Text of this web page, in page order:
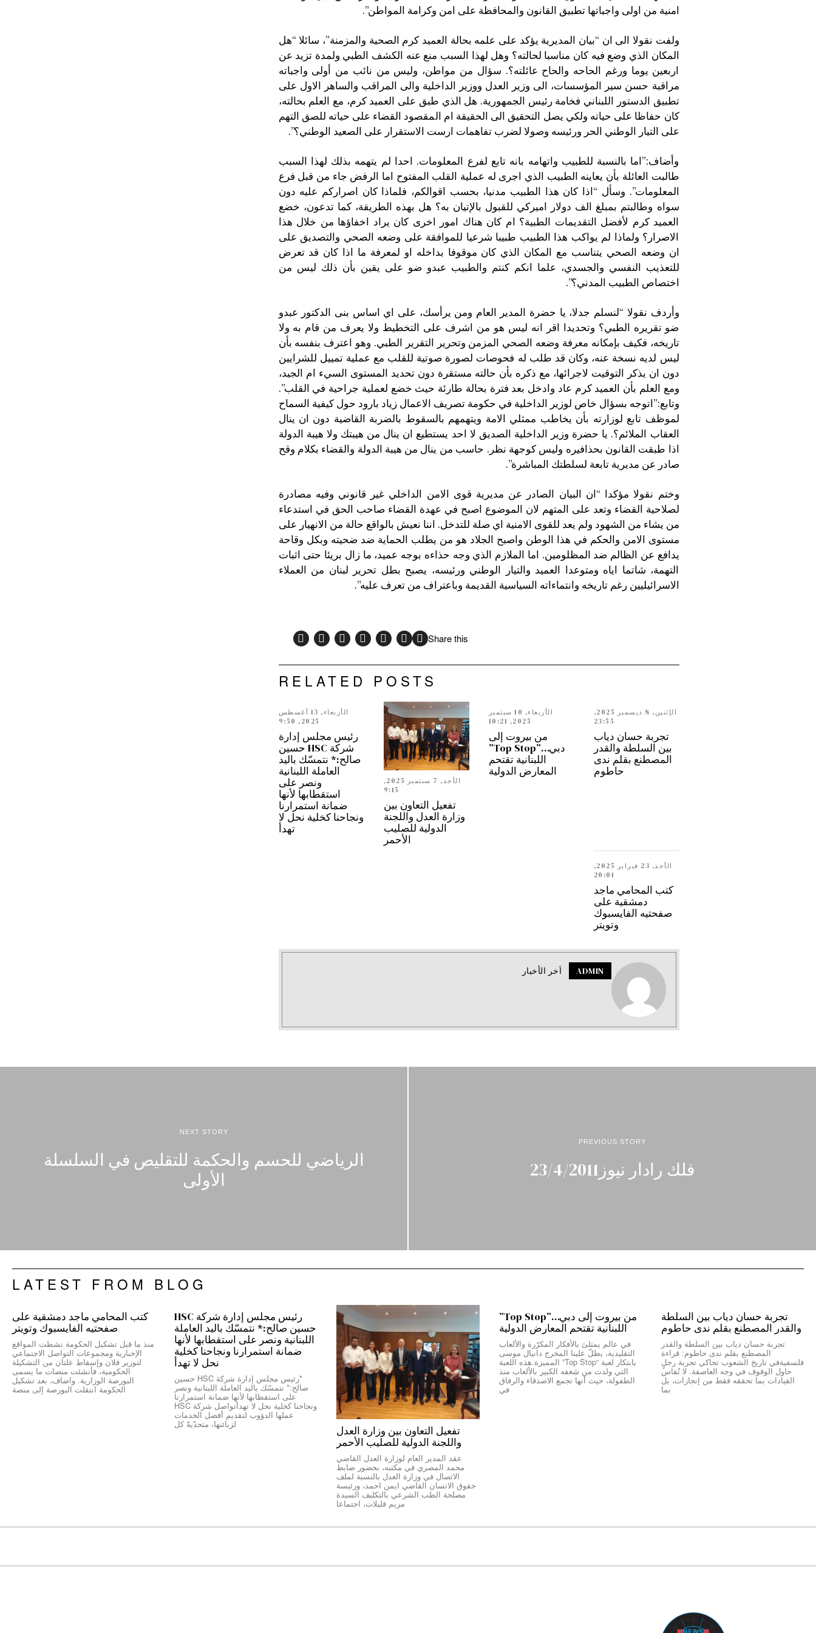
امنية من اولى واجباتها تطبيق القانون والمحافظة على امن وكرامة المواطن”.
ولفت نقولا الى ان “بيان المديرية يؤكد على علمه بحالة العميد كرم الصحية والمزمنة”، سائلا “هل
المكان الذي وضع فيه كان مناسبا لحالته؟ وهل لهذا السبب منع عنه الكشف الطبي ولمدة تزيد عن
اربعين يوما ورغم الحاحه والحاح عائلته؟. سؤال من مواطن، وليس من نائب من أولى واجباته
مراقبة حسن سير المؤسسات، الى وزير العدل ووزير الداخلية والى المراقب والساهر الاول على
تطبيق الدستور اللبناني فخامة رئيس الجمهورية. هل الذي طبق على العميد كرم، مع العلم بحالته،
كان حفاظا على حياته ولكي يصل التحقيق الى الحقيقة ام المقصود القضاء على حياته للصق التهم
على التيار الوطني الحر ورئيسه وصولا لضرب تفاهمات ارست الاستقرار على الصعيد الوطني؟”.
وأضاف:”اما بالنسبة للطبيب واتهامه بانه تابع لفرع المعلومات. احدا لم يتهمه بذلك لهذا السبب
طالبت العائلة بأن يعاينه الطبيب الذي اجرى له عملية القلب المفتوح اما الرفض جاء من قبل فرع
المعلومات”. وسأل “اذا كان هذا الطبيب مدنيا، بحسب اقوالكم، فلماذا كان اصراركم عليه دون
سواه وطالبتم بمبلغ الف دولار اميركي للقبول بالإتيان به؟ هل بهذه الطريقة، كما تدعون، خضع
العميد كرم لأفضل التقديمات الطبية؟ ام كان هناك امور اخرى كان يراد اخفاؤها من خلال هذا
الاصرار؟ ولماذا لم يواكب هذا الطبيب طبيبا شرعيا للموافقة على وضعه الصحي والتصديق على
ان وضعه الصحي يتناسب مع المكان الذي كان موقوفا بداخله او لمعرفة ما اذا كان قد تعرض
للتعذيب النفسي والجسدي، علما انكم كنتم والطبيب عبدو ضو على يقين بأن ذلك ليس من
اختصاص الطبيب المدني؟”.
وأردف نقولا “لنسلم جدلا، يا حضرة المدير العام ومن يرأسك، على اي اساس بنى الدكتور عبدو
ضو تقريره الطبي؟ وتحديدا اقر انه ليس هو من اشرف على التخطيط ولا يعرف من قام به ولا
تاريخه، فكيف بإمكانه معرفة وضعه الصحي المزمن وتحرير التقرير الطبي. وهو اعترف بنفسه بأن
ليس لديه نسخة عنه، وكان قد طلب له فحوصات لصورة صوتية للقلب مع عملية تمييل للشرايين
دون ان يذكر التوقيت لاجرائها، مع ذكره بأن حالته مستقرة دون تحديد المستوى السيء ام الجيد،
ومع العلم بأن العميد كرم عاد وادخل بعد فترة بحالة طارئة حيث خضع لعملية جراحية في القلب”.
وتابع:”اتوجه بسؤال خاص لوزير الداخلية في حكومة تصريف الاعمال زياد بارود حول كيفية السماح
لموظف تابع لوزارته بأن يخاطب ممثلي الامة ويتهمهم بالسقوط بالضربة القاضية دون ان ينال
العقاب الملائم؟. يا حضرة وزير الداخلية الصديق لا احد يستطيع ان ينال من هيبتك ولا هيبة الدولة
اذا طبقت القانون بحذافيره وليس كوجهة نظر. حاسب من ينال من هيبة الدولة والقضاء بكلام وقح
صادر عن مديرية تابعة لسلطتك المباشرة”.
وختم نقولا مؤكدا “ان البيان الصادر عن مديرية قوى الامن الداخلي غير قانوني وفيه مصادرة
لصلاحية القضاء وتعد على المتهم لان الموضوع اصبح في عهدة القضاء صاحب الحق في استدعاء
من يشاء من الشهود ولم يعد للقوى الامنية اي صلة للتدخل. اننا نعيش بالواقع حالة من الانهيار على
مستوى الامن والحكم في هذا الوطن واصبح الجلاد هو من يطلب الحماية ضد ضحيته وبكل وقاحة
يدافع عن الظالم ضد المظلومين. اما الملازم الذي وجه حذاءه بوجه عميد، ما زال بريئا حتى اثبات
التهمة، شاتما اياه ومتوعدا العميد والتيار الوطني ورئيسه، يصبح بطل تحرير لبنان من العملاء
الاسرائيليين رغم تاريخه وانتماءاته السياسية القديمة وباعتراف من تعرف عليه”.
Share this
RELATED POSTS
الإثنين, 8 ديسمبر 2025,
23:55
تجربة حسان دياب
بين السلطة والقدر
المصطنع بقلم ندى
حاطوم
الأربعاء, 10 سبتمبر
2025, 10:21
من بيروت إلى
دبي…”Top Stop”
اللبنانية تقتحم
المعارض الدولية
الأحد, 7 سبتمبر 2025,
9:15
تفعيل التعاون بين
وزارة العدل واللجنة
الدولية للصليب
الأحمر
الأربعاء, 13 أغسطس
2025, 9:50
رئيس مجلس إدارة
شركة HSC حسين
صالح:* نتمسّك باليد
العاملة اللبنانية
ونصر على
استقطابها لأنها
ضمانة استمرارنا
ونجاحنا كخلية نحل لا
تهدأ
الأحد, 23 فبراير 2025,
20:01
كتب المحامي ماجد
دمشقية على
صفحتيه الفايسبوك
وتويتر
ADMIN اَخر الأخبار
PREVIOUS STORY
فلك رادار نيوز23/4/2011
NEXT STORY
الرياضي للحسم والحكمة للتقليص في السلسلة
الأولى
LATEST FROM BLOG
تجربة حسان دياب بين السلطة
والقدر المصطنع بقلم ندى حاطوم
تجربة حسان دياب بين السلطة والقدر
المصطنع بقلم ندى حاطوم: قراءة
فلسفيةفي تاريخ الشعوب تحاكي تجربة رجلٍ
حاول الوقوف في وجه العاصفة. لا تُقاس
القيادات بما تحققه فقط من إنجازات، بل
بما
من بيروت إلى دبي…”Top Stop”
اللبنانية تقتحم المعارض الدولية
في عالم يمتلئ بالأفكار المكرّرة والألعاب
التقليدية، يطلّ علينا المخرج دانيال موسى
بابتكار لعبة “Top Stop” المميزة.هذه اللعبة
التي ولدت من شغفه الكبير بالألعاب منذ
الطفولة، حيث أنها تجمع الاصدقاء والرفاق
في
تفعيل التعاون بين وزارة العدل
واللجنة الدولية للصليب الأحمر
عقد المدير العام لوزارة العدل القاضي
محمد المصري في مكتبه، بحضور ضابط
الاتصال في وزارة العدل بالنسبة لملف
حقوق الانسان القاضي ايمن احمد، ورئيسة
مصلحة الطب الشرعي بالتكليف السيدة
مريم قليلات، اجتماعا
رئيس مجلس إدارة شركة HSC
حسين صالح:* نتمسّك باليد العاملة
اللبنانية ونصر على استقطابها لأنها
ضمانة استمرارنا ونجاحنا كخلية
نحل لا تهدأ
*رئيس مجلس إدارة شركة HSC حسين
صالح:* نتمسّك باليد العاملة اللبنانية ونصر
على استقطابها لأنها ضمانة استمرارنا
ونجاحنا كخلية نحل لا تهدأتواصل شركة HSC
عملها الدؤوب لتقديم أفضل الخدمات
لزبائنها، متحدّيةً كل
كتب المحامي ماجد دمشقية على
صفحتيه الفايسبوك وتويتر
منذ ما قبل تشكيل الحكومة نشطت المواقع
الإخبارية ومجموعات التواصل الاجتماعي
لتوزير فلان وإسقاط علتان من التشكيلة
الحكومية، فأنشئت منصات ما يسمى
البورصة الوزارية. واضاف، بعد تشكيل
الحكومة انتقلت البورصة إلى منصة